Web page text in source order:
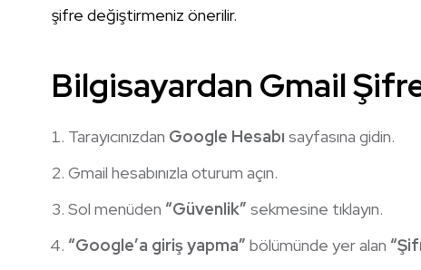
şifre değiştirmeniz önerilir.
Bilgisayardan Gmail
Tarayıcınızdan Google Hesabı sayfasına gidin.
Gmail hesabınızla oturum açın.
Sol menüden “Güvenlik” sekmesine tıklayın.
“Google’a giriş yapma” bölümünde yer alan